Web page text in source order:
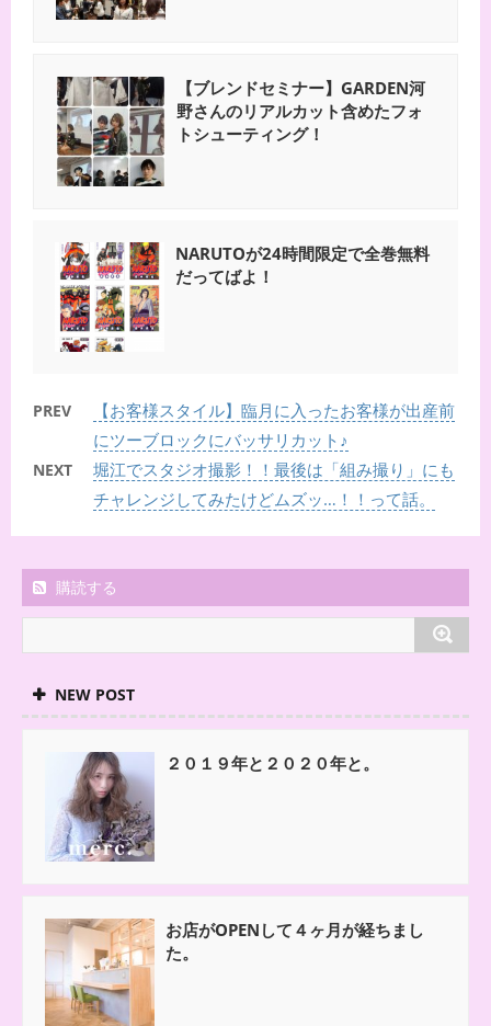
【ブレンドセミナー】GARDEN河
野さんのリアルカット含めたフォ
トシューティング！
NARUTOが24時間限定で全巻無料
だってばよ！
PREV
【お客様スタイル】臨月に入ったお客様が出産前
にツーブロックにバッサリカット♪
NEXT
堀江でスタジオ撮影！！最後は「組み撮り」にも
チャレンジしてみたけどムズッ…！！って話。
購読する
NEW POST
２０１９年と２０２０年と。
お店がOPENして４ヶ月が経ちまし
た。